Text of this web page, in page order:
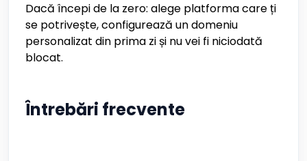
Dacă începi de la zero: alege platforma care ți
se potrivește, configurează un domeniu
personalizat din prima zi și nu vei fi niciodată
blocat.
Întrebări frecvente